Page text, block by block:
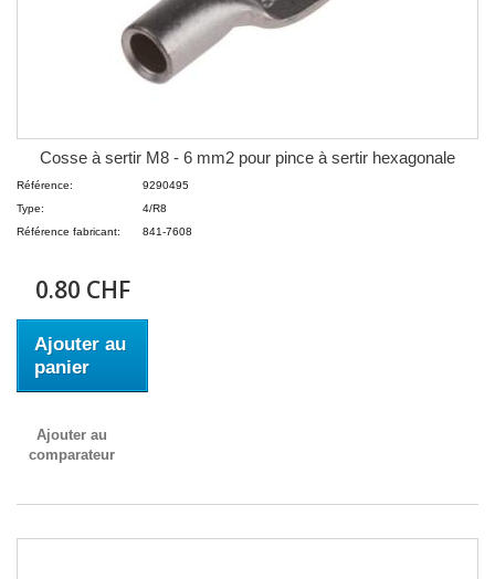
Cosse à sertir M8 - 6 mm2 pour pince à sertir hexagonale
Référence:
9290495
Type:
4/R8
Référence fabricant:
841-7608
0.80 CHF
Ajouter au
panier
Ajouter au
comparateur